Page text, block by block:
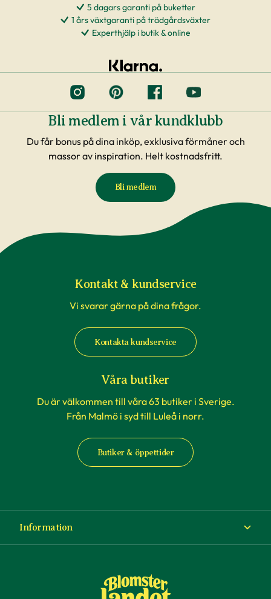
5 dagars garanti på buketter
1 års växtgaranti på trädgårdsväxter
Experthjälp i butik & online
Bli medlem i vår kundklubb
Du får bonus på dina inköp, exklusiva förmåner och
massor av inspiration. Helt kostnadsfritt.
Bli medlem
Kontakt & kundservice
Vi svarar gärna på dina frågor.
Kontakta kundservice
Våra butiker
Du är välkommen till våra 63 butiker i Sverige.
Från Malmö i syd till Luleå i norr.
Butiker & öppettider
Information
Köp- och leveransvillkor